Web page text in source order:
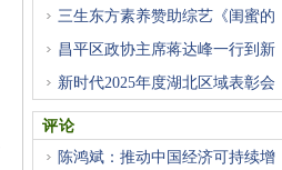
三生东方素养赞助综艺《闺蜜的
昌平区政协主席蒋达峰一行到新
新时代2025年度湖北区域表彰会
成
评论
陈鸿斌：推动中国经济可持续增